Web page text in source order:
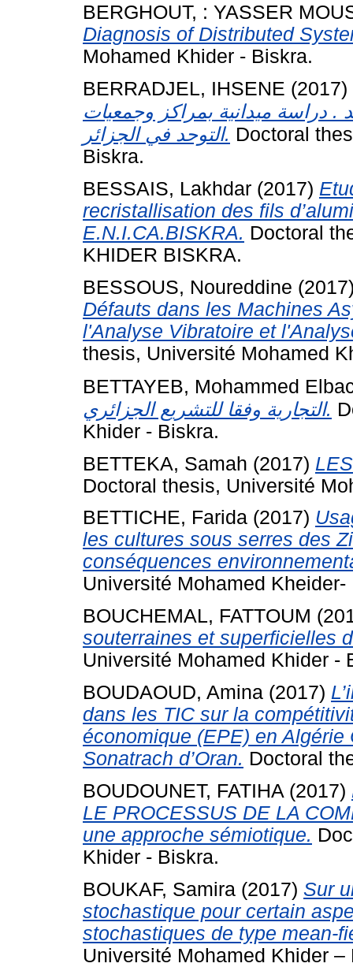
BERGHOUT, : YASSER
Diagnosis of Distributed
Mohamed Khider - Biskra.
BERRADJEL, IHSENE (2017)
. دراسة ميدانية بمراكز وجمعيات
التوحد في الجزائر. Doctoral
Biskra.
BESSAIS, Lakhdar (2017)
recristallisation des fils
E.N.I.CA.BISKRA. Doctoral
KHIDER BISKRA.
BESSOUS, Noureddine
Défauts dans les Machines
l'Analyse Vibratoire et
thesis, Université Mohamed
BETTAYEB, Mohammed
التجارية وفقا للتشريع الجزائري.
Khider - Biskra.
BETTEKA, Samah (2017)
Doctoral thesis, Université
BETTICHE, Farida (2017)
les cultures sous serres des
conséquences
Université Mohamed Kheider-
BOUCHEMAL, FATTOUM
souterraines et superficielles
Université Mohamed Khider -
BOUDAOUD, Amina (2017)
dans les TIC sur la
économique (EPE) en
Sonatrach d’Oran. Doctoral
BOUDOUNET, FATIHA (2017)
LE PROCESSUS DE LA
une approche sémiotique.
Khider - Biskra.
BOUKAF, Samira (2017) Sur
stochastique pour certain
stochastiques de type mean-
Université Mohamed Khider –